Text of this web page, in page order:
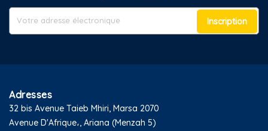
Inscription
Adresses
32 bis Avenue Taieb Mhiri, Marsa 2070
Avenue D'Afrique،, Ariana (Menzah 5)